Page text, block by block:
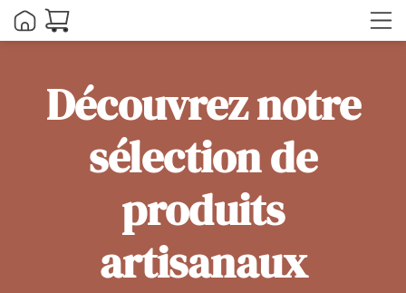
Découvrez notre
sélection de
produits
artisanaux